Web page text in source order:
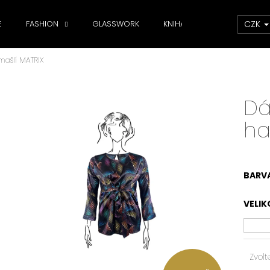
FASHION GLASSWORK KNIHA CZK
MATRIX
Co potřebujete najít?
Doporučujeme